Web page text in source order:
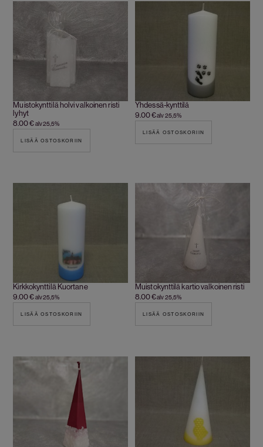
Muistokynttilä holvi valkoinen risti
lyhyt
8.00€alv 25,5%
LISÄÄ OSTOSKORIIN
Yhdessä-kynttilä
9.00€alv 25,5%
LISÄÄ OSTOSKORIIN
Kirkkokynttilä Kuortane
9.00€alv 25,5%
LISÄÄ OSTOSKORIIN
Muistokynttilä kartio valkoinen risti
8.00€alv 25,5%
LISÄÄ OSTOSKORIIN